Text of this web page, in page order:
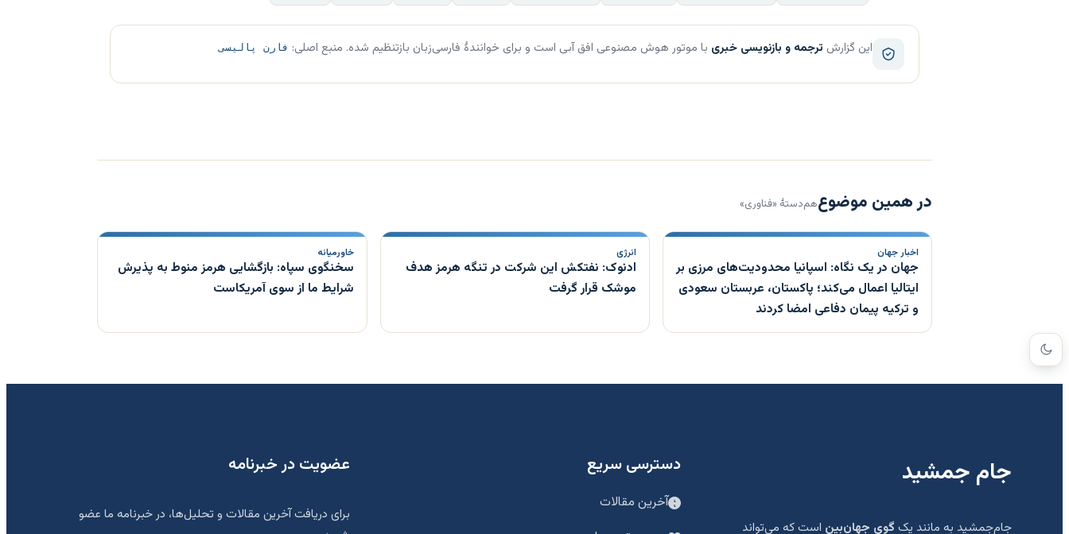
این گزارش ترجمه و بازنویسی خبری با موتور هوش مصنوعی افق آبی است و برای خوانندهٔ فارسی‌زبان بازتنظیم شده. منبع اصلی: فارن پالیسی
در همین موضوعهم‌دستهٔ «فناوری»
اخبار جهان
جهان در یک نگاه: اسپانیا محدودیت‌های مرزی بر
ایتالیا اعمال می‌کند؛ پاکستان، عربستان سعودی
و ترکیه پیمان دفاعی امضا کردند
انرژی
ادنوک: نفتکش این شرکت در تنگه هرمز هدف
موشک قرار گرفت
خاورمیانه
سخنگوی سپاه: بازگشایی هرمز منوط به پذیرش
شرایط ما از سوی آمریکاست
جام جمشید
جام‌جمشید به مانند یک گوی جهان‌بین است که می‌تواند
دسترسی سریع
آخرین مقالات
عضویت در خبرنامه
برای دریافت آخرین مقالات و تحلیل‌ها، در خبرنامه ما عضو